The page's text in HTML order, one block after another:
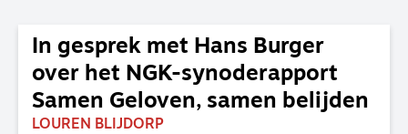
In gesprek met Hans Burger
over het NGK-synoderapport
Samen Geloven, samen belijden
LOUREN BLIJDORP